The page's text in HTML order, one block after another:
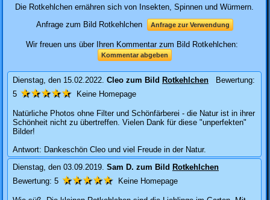
Die Rotkehlchen ernähren sich von Insekten, Spinnen und Würmern.
Anfrage zum Bild Rotkehlchen
Anfrage zur Verwendung
Wir freuen uns über Ihren Kommentar zum Bild Rotkehlchen:
Kommentar abgeben
Dienstag, den 15.02.2022. Cleo zum Bild Rotkehlchen Bewertung:
5 ★★★★★ Keine Homepage
Natürliche Photos ohne Filter und Schönfärberei - die Natur ist in ihrer
Schönheit nicht zu übertreffen. Vielen Dank für diese "unperfekten"
Bilder!
Antwort: Dankeschön Cleo und viel Freude in der Natur.
Dienstag, den 03.09.2019. Sam D. zum Bild Rotkehlchen
Bewertung: 5 ★★★★★ Keine Homepage